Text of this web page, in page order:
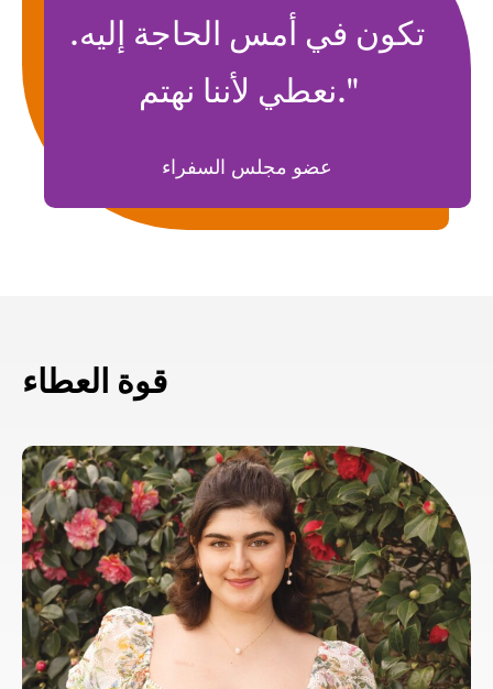
تكون في أمس الحاجة إليه.
نعطي لأننا نهتم."
عضو مجلس السفراء
قوة العطاء